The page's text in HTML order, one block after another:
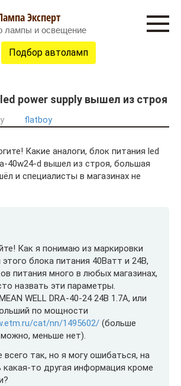
Эксперт
лампы и освещение
Подбор автоламп
power supply вышел из строя
flatboy
Какие аналоги, блок питания led
40w24-d вышел из строя, большая
и специалисты в магазинах не
Как я понимаю из маркировки
блока питания 40Ватт и 24В,
питания много в любых магазинах,
назвать эти параметры.
WELL DRA-40-24 24В 1.7А, или
по мощности
cat/nn/1495602/ (больше
меньше нет).
всего так, но я могу ошибаться, на
какая-то другая информация кроме